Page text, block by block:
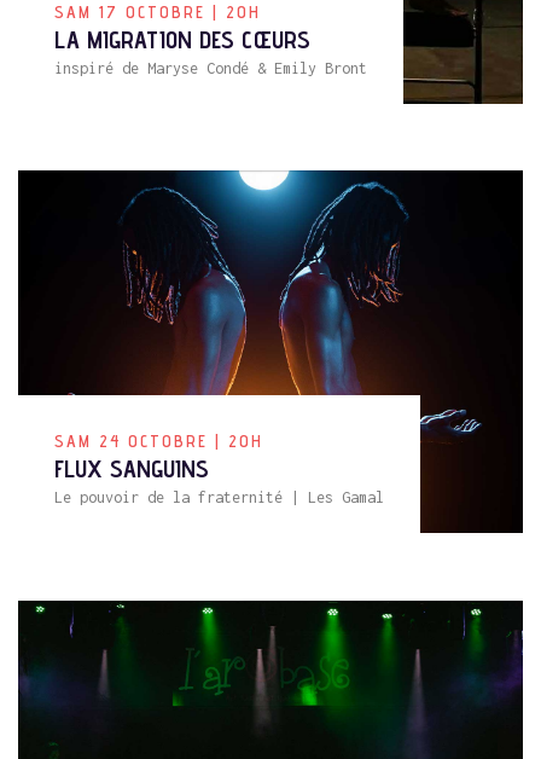
SAM 17 OCTOBRE | 20H
LA MIGRATION DES CŒURS
inspiré de Maryse Condé & Emily Bront
SAM 24 OCTOBRE | 20H
FLUX SANGUINS
Le pouvoir de la fraternité | Les Gamal
Je suis votre assistant virtuel.
horaires, l'accès au théâtre et toutes les
informations pratiques.
Comment puis-je vous aider aujourd'hui ?